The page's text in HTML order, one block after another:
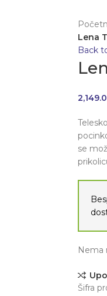
Lena
Back
se
Nema
Šifra